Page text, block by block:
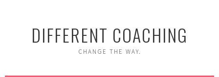
DIFFERENT COACHING
CHANGE THE WAY.